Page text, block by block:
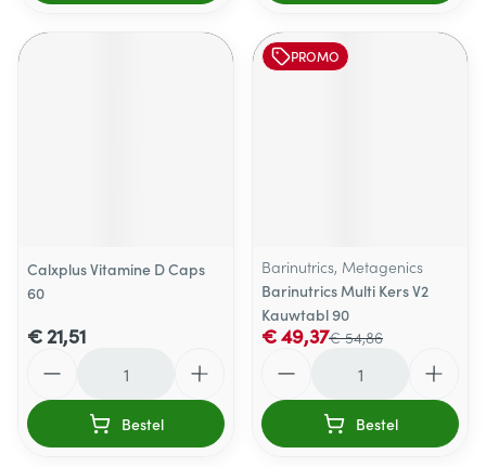
Calxplus Vitamine D Caps
60
€ 21,51
Bestel
PROMO
Barinutrics, Metagenics
Barinutrics Multi Kers V2
Kauwtabl 90
€ 54,86
€ 49,37
Bestel